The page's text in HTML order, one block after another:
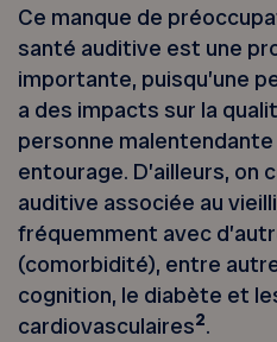
Ce manque de
santé auditive est une
importante, puisqu’une
a des impacts sur la
personne
entourage. D’ailleurs,
auditive associée au
fréquemment avec
(comorbidité), entre
cognition, le diabète et
cardiovasculaires2.